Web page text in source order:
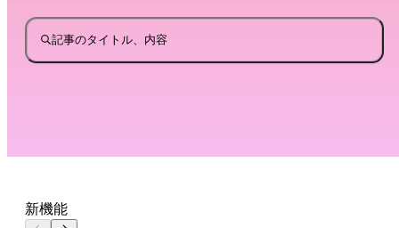
記事のタイトル、内容
新機能